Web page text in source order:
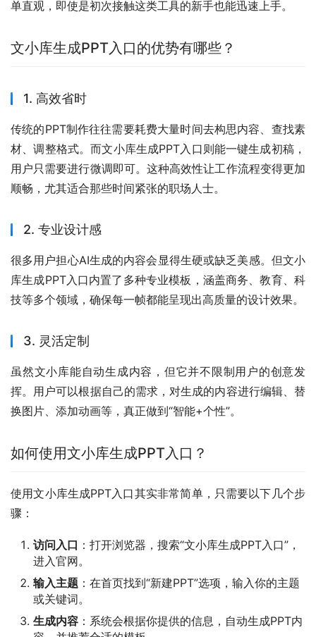
单直观，即使是初次接触这类工具的新手也能迅速上手。
文小库生成PPT入口的优势有哪些？
1. 高效省时
传统的PPT制作往往需要耗费大量时间去构思内容、查找素
材、调整格式。而文小库生成PPT入口则能一键生成初稿，
用户只需要进行微调即可。这种高效性让工作流程变得更加
顺畅，尤其适合那些时间紧张的职场人士。
2. 专业设计感
很多用户担心AI生成的内容会显得生硬或缺乏美感。但文小
库生成PPT入口内置了多种专业模板，涵盖商务、教育、科
技等多个领域，确保每一帧都能呈现出高质量的设计效果。
3. 灵活定制
虽然文小库能自动生成内容，但它并不限制用户的创意发
挥。用户可以根据自己的需求，对生成的内容进行编辑、替
换图片、添加动画等，真正做到“智能+个性”。
如何使用文小库生成PPT入口？
使用文小库生成PPT入口其实非常简单，只需要以下几个步
骤：
访问入口 ：打开浏览器，搜索“文小库生成PPT入口”，
进入官网。
输入主题 ：在首页找到“新建PPT”选项，输入你的主题
或关键词。
生成内容 ：系统会根据你提供的信息，自动生成PPT内